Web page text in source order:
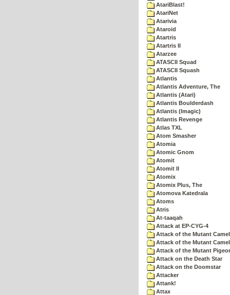
AtariBlast!
AtariNet
Atarivia
Ataroid
Atartris
Atartris II
Atarzee
ATASCII Squad
ATASCII Squash
Atlantis
Atlantis Adventure, The
Atlantis (Atari)
Atlantis Boulderdash
Atlantis (Imagic)
Atlantis Revenge
Atlas TXL
Atom Smasher
Atomia
Atomic Gnom
Atomit
Atomit II
Atomix
Atomix Plus, The
Atomova Katedrala
Atoms
Atris
At-taaqah
Attack at EP-CYG-4
Attack of the Mutant
Attack of the Mutant
Attack of the Mutant
Attack on the Death Star
Attack on the Doomstar
Attacker
Attank!
Attax